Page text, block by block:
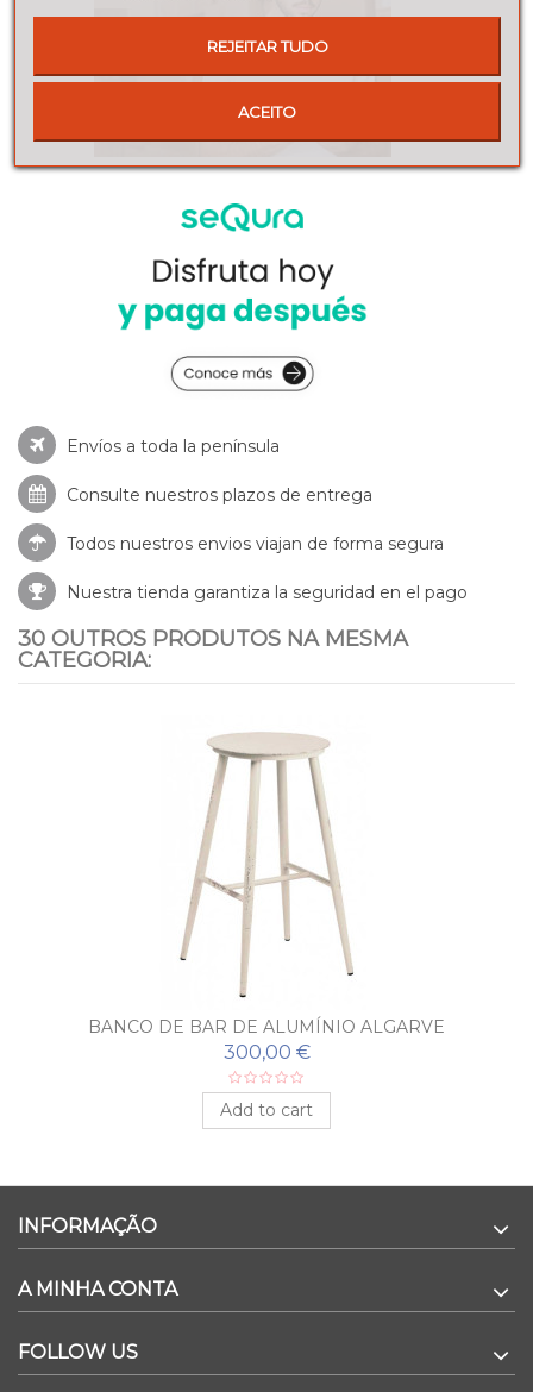
Envíos a toda la península
Consulte nuestros plazos de entrega
Todos nuestros envios viajan de forma segura
Nuestra tienda garantiza la seguridad en el pago
30 OUTROS PRODUTOS NA MESMA
CATEGORIA:
BANCO DE BAR DE ALUMÍNIO ALGARVE
300,00 €
Add to cart
INFORMAÇÃO
A MINHA CONTA
FOLLOW US
REJEITAR TUDO
ACEITO